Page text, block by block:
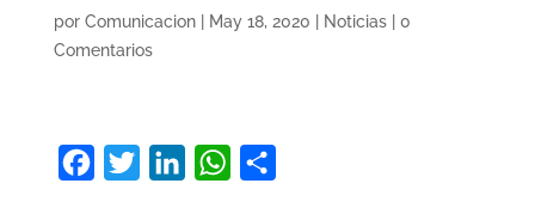
por Comunicacion| May 18, 2020 Noticias| 0
Comentarios
W